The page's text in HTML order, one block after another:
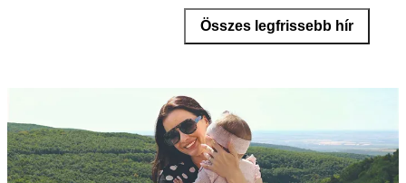
Összes legfrissebb hír